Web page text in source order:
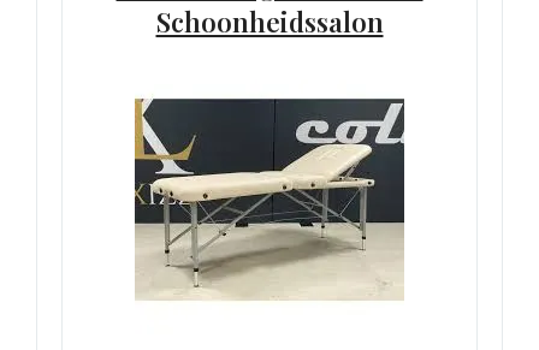
Schoonheidssalon